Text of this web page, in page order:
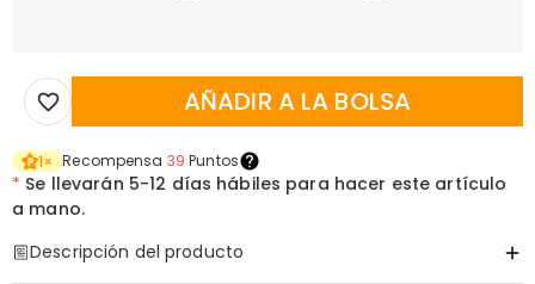
AÑADIR A LA BOLSA
1× Recompensa 39 Puntos
* Se llevarán 5-12 días hábiles para hacer este artículo
a mano.
Descripción del producto